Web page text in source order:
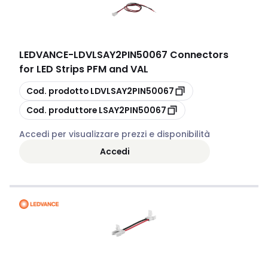
LEDVANCE-LDVLSAY2PIN50067 Connectors
for LED Strips PFM and VAL
copia
Cod. prodotto LDVLSAY2PIN50067
copia
Cod. produttore LSAY2PIN50067
Accedi per visualizzare prezzi e disponibilità
Accedi